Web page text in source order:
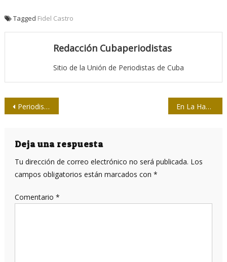
Tagged Fidel Castro
Redacción Cubaperiodistas
Sitio de la Unión de Periodistas de Cuba
Navegación
entradas
Periodistas cubanos en Vietnam para intercambiar experiencias En La Habana, 5ta. reunión de la Comisión Bilateral Cuba-EE.UU.
Deja una respuesta
Tu dirección de correo electrónico no será publicada. Los
campos obligatorios están marcados con *
Comentario *